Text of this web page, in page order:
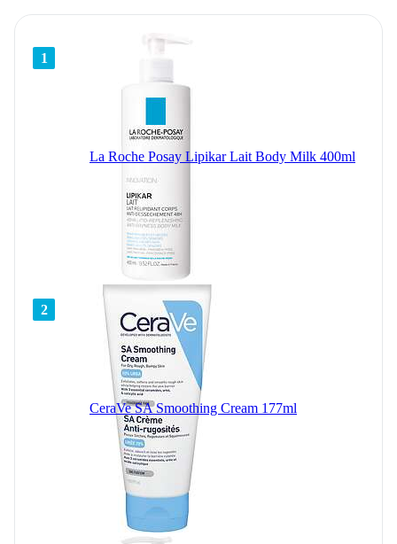
1
La Roche Posay Lipikar Lait Body Milk 400ml
2
CeraVe SA Smoothing Cream 177ml